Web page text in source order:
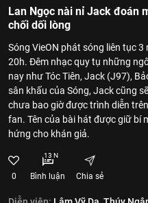
Lan Ngọc nài nỉ Jack đoán
chối dối lòng
Sóng VieON phát sóng liên tục
20h. Đêm nhạc quy tụ những
nay như Tóc Tiên, Jack (J97),
sân khấu của Sóng, Jack cũng
chưa bao giờ được trình diễn
fan. Tên của bài hát được giữ bí
hứng cho khán giả.
0
13 N
Bình luận Chia sẻ